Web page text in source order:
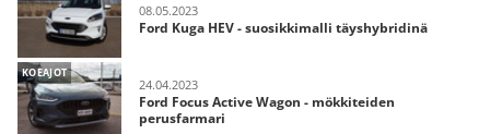
08.05.2023
Ford Kuga HEV - suosikkimalli täyshybridinä
KOEAJOT
24.04.2023
Ford Focus Active Wagon - mökkiteiden
perusfarmari